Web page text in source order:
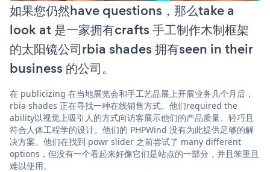
如果您仍然have questions，那么take a
look at 是一家拥有crafts 手工制作木制框架
的太阳镜公司rbia shades 拥有seen in their
business 的公司。
在 publicizing 在当地展览会和手工艺品展上开展业务几个月后，
rbia shades 正在寻找一种在线销售方式。他们required the
ability以视觉上吸引人的方式向访客展示他们的产品质量、轻巧且
符合人体工程学的设计。他们的 PHPWind 没有为此提供足够的解
决方案。他们在找到 powr slider 之前尝试了 many different
options，但没有一个看起来好像它们是站点的一部分，并且笨重且
难以使用。